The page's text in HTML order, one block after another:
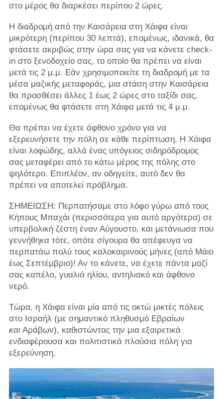
στο μέρος θα διαρκέσει περίπου 2 ώρες.
Η διαδρομή από την Καισάρεια στη Χάιφα είναι
μικρότερη (περίπου 30 λεπτά), επομένως, ιδανικά, θα
φτάσετε ακριβώς στην ώρα σας για να κάνετε check-
in στο ξενοδοχείο σας, το οποίο θα πρέπει να είναι
μετά τις 2 μ.μ. Εάν χρησιμοποιείτε τη διαδρομή με τα
μέσα μαζικής μεταφοράς, μια στάση στην Καισάρεια
θα προσθέσει άλλες 1 έως 2 ώρες στο ταξίδι σας,
επομένως θα φτάσετε στη Χάιφα μετά τις 4 μ.μ.
Θα πρέπει να έχετε άφθονο χρόνο για να
εξερευνήσετε την πόλη σε κάθε περίπτωση. Η Χάιφα
είναι λοφώδης, αλλά ένας υπόγειος σιδηρόδρομος
σας μεταφέρει από το κάτω μέρος της πόλης στο
ψηλότερο. Επιπλέον, αν οδηγείτε, αυτό δεν θα
πρέπει να αποτελεί πρόβλημα.
ΣΗΜΕΙΩΣΗ: Περπατήσαμε στο λόφο γύρω από τους
Κήπους Μπαχάι (περισσότερα για αυτό αργότερα) σε
υπερβολική ζέστη έναν Αύγουστο, και μετάνιωσα που
γεννήθηκα τότε, οπότε σίγουρα θα απέφευγα να
περπατάω πολύ τους καλοκαιρινούς μήνες (από Μάιο
έως Σεπτέμβριο)! Αν το κάνετε, να έχετε πάντα μαζί
σας καπέλο, γυαλιά ηλίου, αντηλιακό και άφθονο
νερό.
Τώρα, η Χάιφα είναι μία από τις οκτώ μικτές πόλεις
στο Ισραήλ (με σημαντικό πληθυσμό Εβραίων
καιΑράβων), καθιστώντας την μια εξαιρετικά
ενδιαφέρουσα και πολιτιστικά πλούσια πόλη για
εξερεύνηση.